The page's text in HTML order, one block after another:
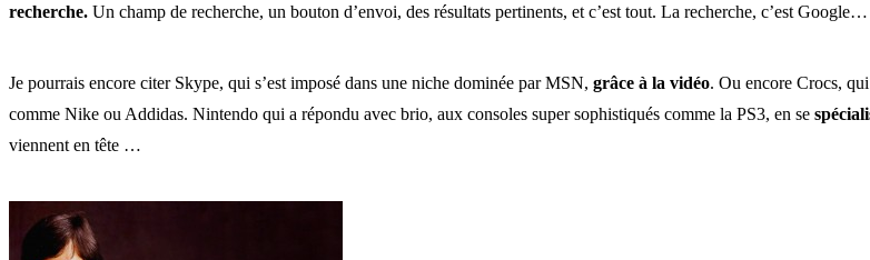
recherche. Un champ de recherche, un bouton d’envoi, des résultats pertinents, et c’est tout. La recherche, c’est Google…
Je pourrais encore citer Skype, qui s’est imposé dans une niche dominée par MSN, grâce à la vidéo. Ou encore Crocs, qui
comme Nike ou Addidas. Nintendo qui a répondu avec brio, aux consoles super sophistiqués comme la PS3, en se
viennent en tête …